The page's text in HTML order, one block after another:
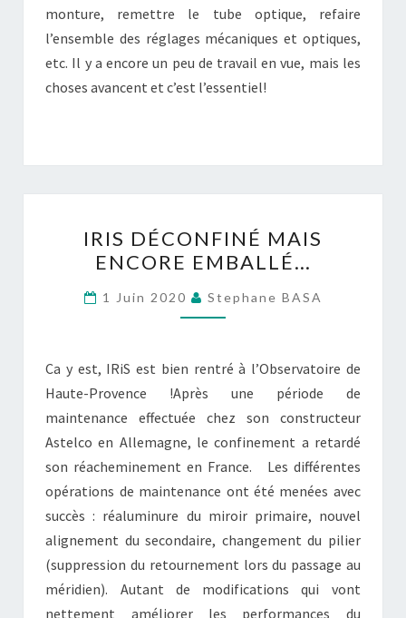
monture, remettre le tube optique, refaire
l’ensemble des réglages mécaniques et optiques,
etc. Il y a encore un peu de travail en vue, mais les
choses avancent et c’est l’essentiel!
DÉCONFINÉ
MAIS
ENCORE
EMBALLÉ…
IRIS DÉCONFINÉ MAIS
ENCORE EMBALLÉ…
1 Juin 2020 Stephane BASA
Ca y est, IRiS est bien rentré à l’Observatoire de
Haute-Provence !Après une période de
maintenance effectuée chez son constructeur
Astelco en Allemagne, le confinement a retardé
son réacheminement en France. Les différentes
opérations de maintenance ont été menées avec
succès : réaluminure du miroir primaire, nouvel
alignement du secondaire, changement du pilier
(suppression du retournement lors du passage au
méridien). Autant de modifications qui vont
nettement améliorer les performances du